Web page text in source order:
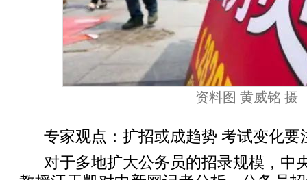
资料图 黄威铭 摄
专家观点：扩招或成趋势 考试变化要
对于多地扩大公务员的招录规模，中